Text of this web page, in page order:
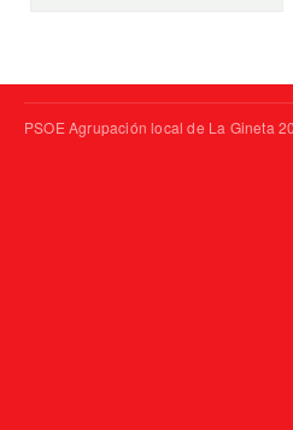
PSOE Agrupación local de La Gineta